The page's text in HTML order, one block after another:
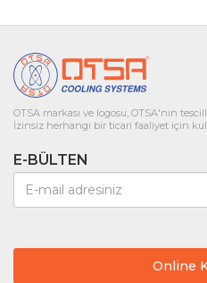
OTSA markası ve logosu, OTSA'nın
İzinsiz herhangi bir ticari faaliyet için
E-BÜLTEN
Online